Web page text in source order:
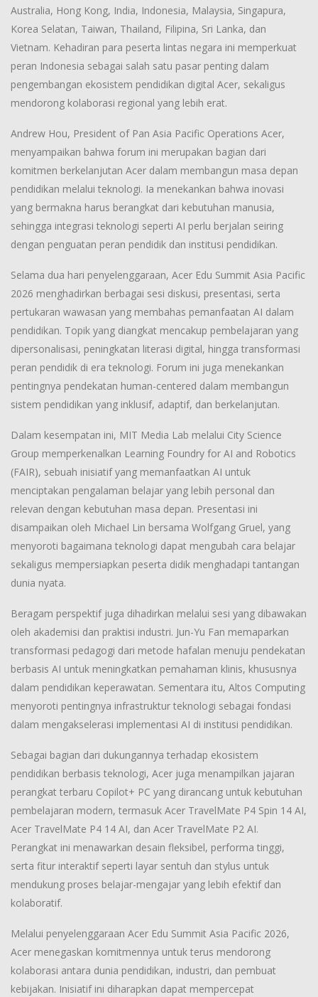
Australia, Hong Kong, India, Indonesia, Malaysia, Singapura,
Korea Selatan, Taiwan, Thailand, Filipina, Sri Lanka, dan
Vietnam. Kehadiran para peserta lintas negara ini memperkuat
peran Indonesia sebagai salah satu pasar penting dalam
pengembangan ekosistem pendidikan digital Acer, sekaligus
mendorong kolaborasi regional yang lebih erat.
Andrew Hou, President of Pan Asia Pacific Operations Acer,
menyampaikan bahwa forum ini merupakan bagian dari
komitmen berkelanjutan Acer dalam membangun masa depan
pendidikan melalui teknologi. Ia menekankan bahwa inovasi
yang bermakna harus berangkat dari kebutuhan manusia,
sehingga integrasi teknologi seperti AI perlu berjalan seiring
dengan penguatan peran pendidik dan institusi pendidikan.
Selama dua hari penyelenggaraan, Acer Edu Summit Asia Pacific
2026 menghadirkan berbagai sesi diskusi, presentasi, serta
pertukaran wawasan yang membahas pemanfaatan AI dalam
pendidikan. Topik yang diangkat mencakup pembelajaran yang
dipersonalisasi, peningkatan literasi digital, hingga transformasi
peran pendidik di era teknologi. Forum ini juga menekankan
pentingnya pendekatan human-centered dalam membangun
sistem pendidikan yang inklusif, adaptif, dan berkelanjutan.
Dalam kesempatan ini, MIT Media Lab melalui City Science
Group memperkenalkan Learning Foundry for AI and Robotics
(FAIR), sebuah inisiatif yang memanfaatkan AI untuk
menciptakan pengalaman belajar yang lebih personal dan
relevan dengan kebutuhan masa depan. Presentasi ini
disampaikan oleh Michael Lin bersama Wolfgang Gruel, yang
menyoroti bagaimana teknologi dapat mengubah cara belajar
sekaligus mempersiapkan peserta didik menghadapi tantangan
dunia nyata.
Beragam perspektif juga dihadirkan melalui sesi yang dibawakan
oleh akademisi dan praktisi industri. Jun-Yu Fan memaparkan
transformasi pedagogi dari metode hafalan menuju pendekatan
berbasis AI untuk meningkatkan pemahaman klinis, khususnya
dalam pendidikan keperawatan. Sementara itu, Altos Computing
menyoroti pentingnya infrastruktur teknologi sebagai fondasi
dalam mengakselerasi implementasi AI di institusi pendidikan.
Sebagai bagian dari dukungannya terhadap ekosistem
pendidikan berbasis teknologi, Acer juga menampilkan jajaran
perangkat terbaru Copilot+ PC yang dirancang untuk kebutuhan
pembelajaran modern, termasuk Acer TravelMate P4 Spin 14 AI,
Acer TravelMate P4 14 AI, dan Acer TravelMate P2 AI.
Perangkat ini menawarkan desain fleksibel, performa tinggi,
serta fitur interaktif seperti layar sentuh dan stylus untuk
mendukung proses belajar-mengajar yang lebih efektif dan
kolaboratif.
Melalui penyelenggaraan Acer Edu Summit Asia Pacific 2026,
Acer menegaskan komitmennya untuk terus mendorong
kolaborasi antara dunia pendidikan, industri, dan pembuat
kebijakan. Inisiatif ini diharapkan dapat mempercepat